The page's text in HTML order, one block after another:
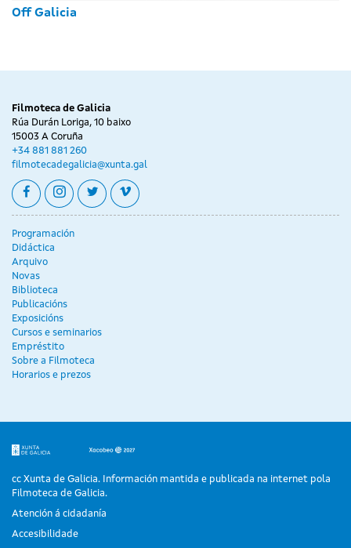
Off Galicia
Filmoteca de Galicia
Rúa Durán Loriga, 10 baixo
15003 A Coruña
+34 881 881 260
filmotecadegalicia@xunta.gal
facebookinstagram
twittervimeo
Programación
Didáctica
Arquivo
Novas
Biblioteca
Publicacións
Exposicións
Cursos e seminarios
Empréstito
Sobre a Filmoteca
Horarios e prezos
cc Xunta de Galicia. Información mantida e publicada na internet pola
Filmoteca de Galicia.
Atención á cidadanía
Accesibilidade